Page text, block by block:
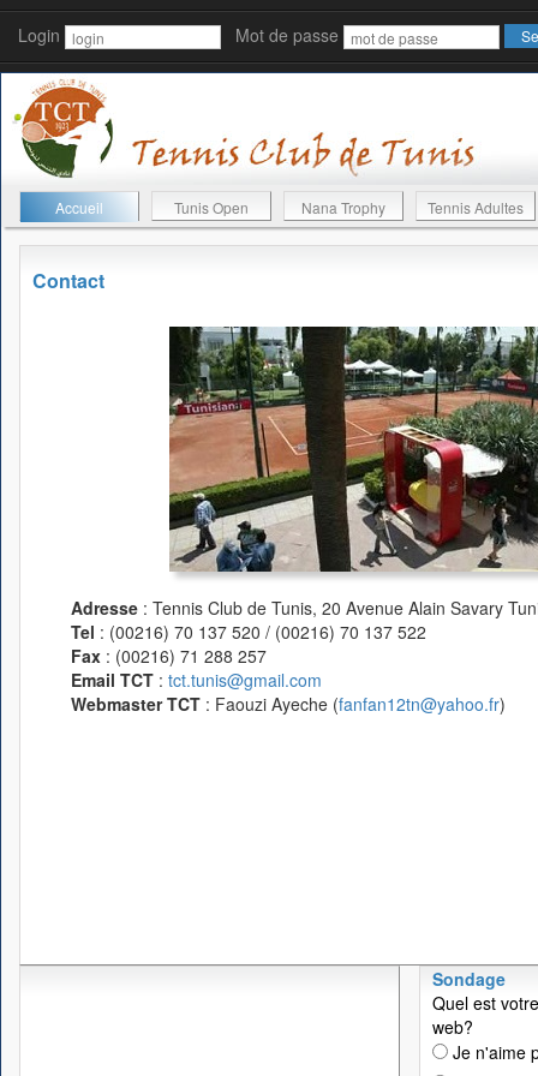
Login Mot de passe
Accueil Tunis Open Nana Trophy Tennis Adultes
Contact
Adresse : Tennis Club de Tunis, 20 Avenue Alain Savary
Tel : (00216) 70 137 520 / (00216) 70 137 522
Fax : (00216) 71 288 257
Email TCT : tct.tunis@gmail.com
Webmaster TCT : Faouzi Ayeche (fanfan12tn@yahoo.fr)
Sondage
Quel est
web?
Je n'aime